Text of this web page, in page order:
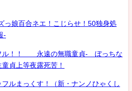
っ娘百合ネエ！こじらせ！50独身処
-
ル！！ 永遠の無職童貞- ぼっちな
貞上等夜露死苦！
ルまっくす！（新・ナンノひゃくし